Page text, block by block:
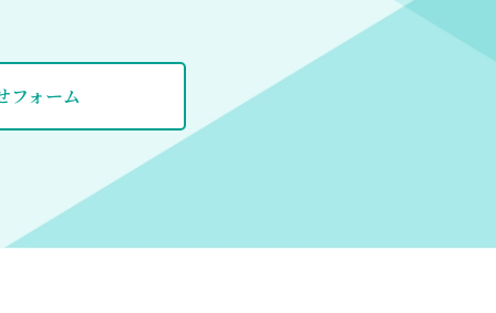
フォーム